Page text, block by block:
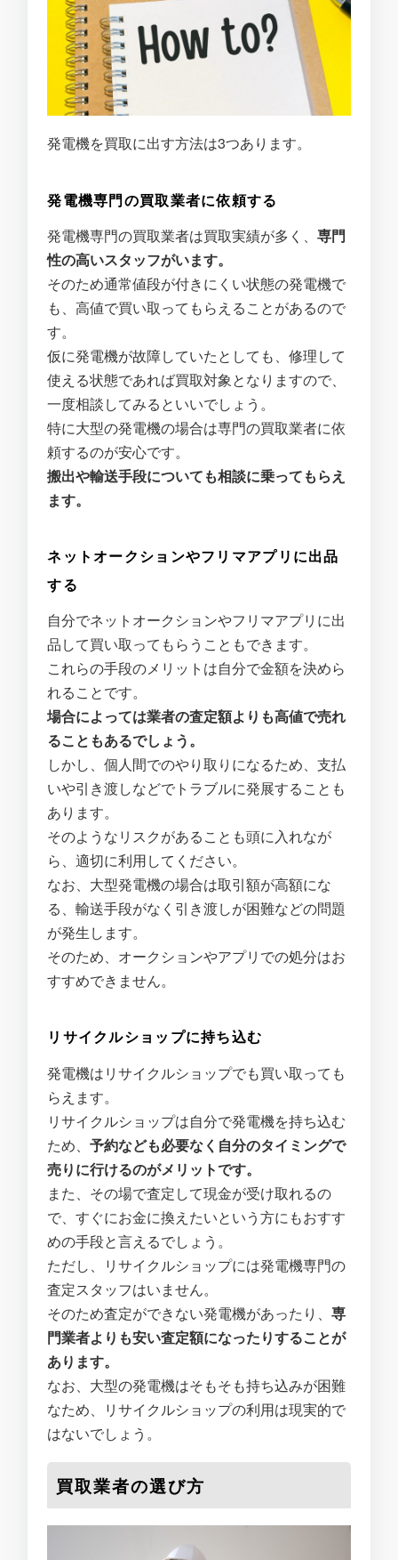
発電機を買取に出す方法は3つあります。
発電機専門の買取業者に依頼する
発電機専門の買取業者は買取実績が多く、専門
性の高いスタッフがいます。
そのため通常値段が付きにくい状態の発電機で
も、高値で買い取ってもらえることがあるので
す。
仮に発電機が故障していたとしても、修理して
使える状態であれば買取対象となりますので、
一度相談してみるといいでしょう。
特に大型の発電機の場合は専門の買取業者に依
頼するのが安心です。
搬出や輸送手段についても相談に乗ってもらえ
ます。
ネットオークションやフリマアプリに出品
する
自分でネットオークションやフリマアプリに出
品して買い取ってもらうこともできます。
これらの手段のメリットは自分で金額を決めら
れることです。
場合によっては業者の査定額よりも高値で売れ
ることもあるでしょう。
しかし、個人間でのやり取りになるため、支払
いや引き渡しなどでトラブルに発展することも
あります。
そのようなリスクがあることも頭に入れなが
ら、適切に利用してください。
なお、大型発電機の場合は取引額が高額にな
る、輸送手段がなく引き渡しが困難などの問題
が発生します。
そのため、オークションやアプリでの処分はお
すすめできません。
リサイクルショップに持ち込む
発電機はリサイクルショップでも買い取っても
らえます。
リサイクルショップは自分で発電機を持ち込む
ため、予約なども必要なく自分のタイミングで
売りに行けるのがメリットです。
また、その場で査定して現金が受け取れるの
で、すぐにお金に換えたいという方にもおすす
めの手段と言えるでしょう。
ただし、リサイクルショップには発電機専門の
査定スタッフはいません。
そのため査定ができない発電機があったり、専
門業者よりも安い査定額になったりすることが
あります。
なお、大型の発電機はそもそも持ち込みが困難
なため、リサイクルショップの利用は現実的で
はないでしょう。
買取業者の選び方